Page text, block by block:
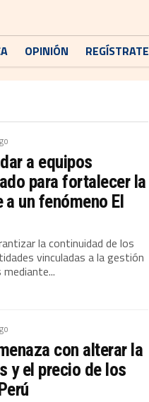
OPINIÓN REGÍSTRATE
a equipos
para fortalecer la
un fenómeno El
la continuidad de los
vinculadas a la gestión
con alterar la
y el precio de los